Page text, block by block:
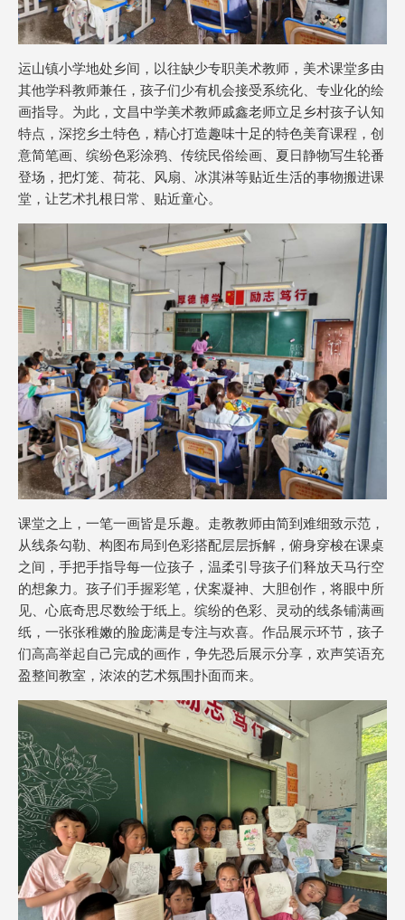
运山镇小学地处乡间，以往缺少专职美术教师，美术课堂多由
其他学科教师兼任，孩子们少有机会接受系统化、专业化的绘
画指导。为此，文昌中学美术教师戚鑫老师立足乡村孩子认知
特点，深挖乡土特色，精心打造趣味十足的特色美育课程，创
意简笔画、缤纷色彩涂鸦、传统民俗绘画、夏日静物写生轮番
登场，把灯笼、荷花、风扇、冰淇淋等贴近生活的事物搬进课
堂，让艺术扎根日常、贴近童心。
课堂之上，一笔一画皆是乐趣。走教教师由简到难细致示范，
从线条勾勒、构图布局到色彩搭配层层拆解，俯身穿梭在课桌
之间，手把手指导每一位孩子，温柔引导孩子们释放天马行空
的想象力。孩子们手握彩笔，伏案凝神、大胆创作，将眼中所
见、心底奇思尽数绘于纸上。缤纷的色彩、灵动的线条铺满画
纸，一张张稚嫩的脸庞满是专注与欢喜。作品展示环节，孩子
们高高举起自己完成的画作，争先恐后展示分享，欢声笑语充
盈整间教室，浓浓的艺术氛围扑面而来。